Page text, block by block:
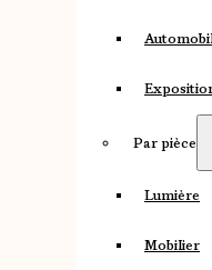
Par pièce
Lumière
Mobilier